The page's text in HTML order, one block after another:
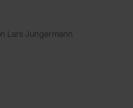
Lars Jungermann